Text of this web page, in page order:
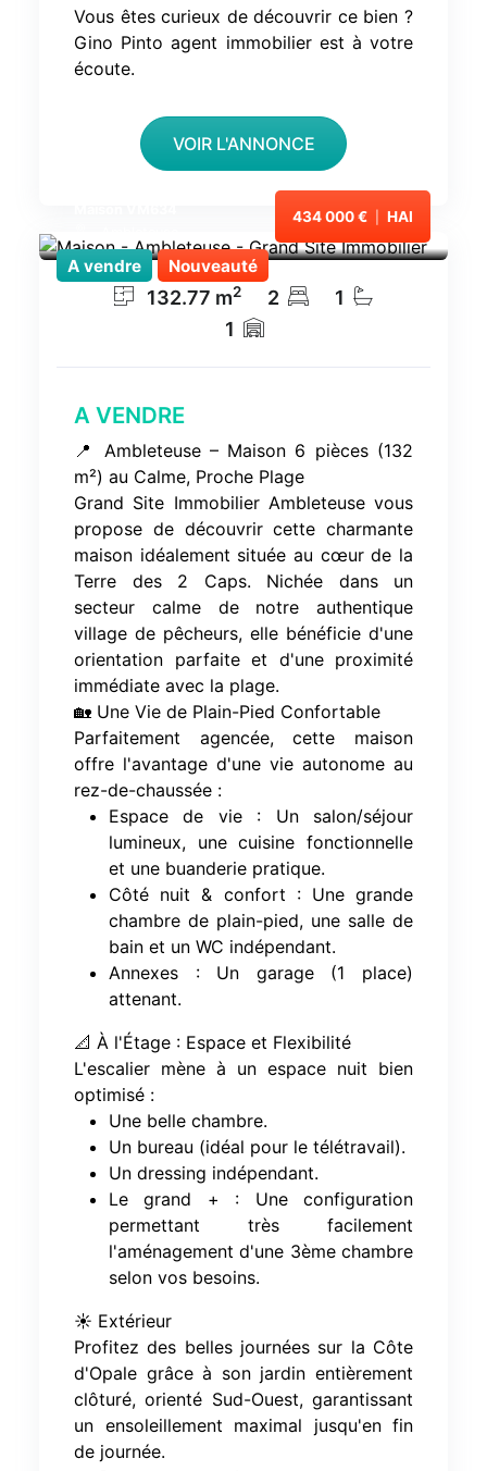
Vous êtes curieux de découvrir ce bien ?
Gino Pinto agent immobilier est à votre
écoute.
VOIR L'ANNONCE
A vendre Nouveauté
434 000 € HAI
132.77 m2 2
1
1
A VENDRE
📍 Ambleteuse – Maison 6 pièces (132
m²) au Calme, Proche Plage
Grand Site Immobilier Ambleteuse vous
propose de découvrir cette charmante
maison idéalement située au cœur de la
Terre des 2 Caps. Nichée dans un
secteur calme de notre authentique
village de pêcheurs, elle bénéficie d'une
orientation parfaite et d'une proximité
immédiate avec la plage.
🏡 Une Vie de Plain-Pied Confortable
Parfaitement agencée, cette maison
offre l'avantage d'une vie autonome au
rez-de-chaussée :
Espace de vie : Un salon/séjour
lumineux, une cuisine fonctionnelle
et une buanderie pratique.
Côté nuit & confort : Une grande
chambre de plain-pied, une salle de
bain et un WC indépendant.
Annexes : Un garage (1 place)
attenant.
📐 À l'Étage : Espace et Flexibilité
L'escalier mène à un espace nuit bien
optimisé :
Une belle chambre.
Un bureau (idéal pour le télétravail).
Un dressing indépendant.
Le grand + : Une configuration
permettant très facilement
l'aménagement d'une 3ème chambre
selon vos besoins.
☀️ Extérieur
Profitez des belles journées sur la Côte
d'Opale grâce à son jardin entièrement
clôturé, orienté Sud-Ouest, garantissant
un ensoleillement maximal jusqu'en fin
de journée.